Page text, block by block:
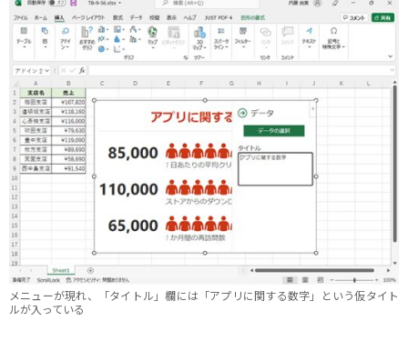
メニューが現れ、「タイトル」欄には「アプリに関する数字」という仮タイト
ルが入っている